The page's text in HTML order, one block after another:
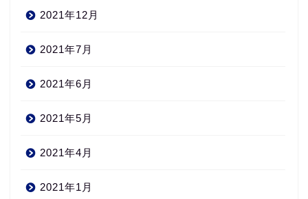
2021年12月
2021年7月
2021年6月
2021年5月
2021年4月
2021年1月